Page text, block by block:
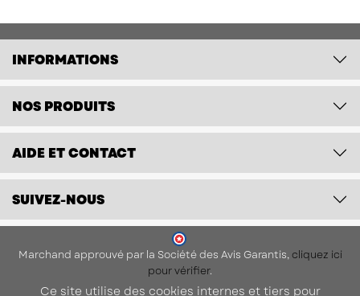
INFORMATIONS
NOS PRODUITS
AIDE ET CONTACT
SUIVEZ-NOUS
Marchand approuvé par la Société des Avis Garantis,cliquez ici
pour vérifier.
Ce site utilise des cookies internes et tiers pour